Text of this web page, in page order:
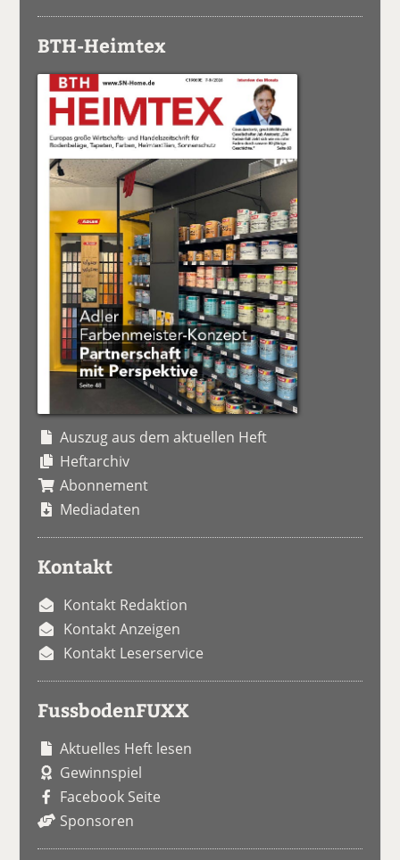
BTH-Heimtex
Auszug aus dem aktuellen Heft
Heftarchiv
Abonnement
Mediadaten
Kontakt
Kontakt Redaktion
Kontakt Anzeigen
Kontakt Leserservice
FussbodenFUXX
Aktuelles Heft lesen
Gewinnspiel
Facebook Seite
Sponsoren